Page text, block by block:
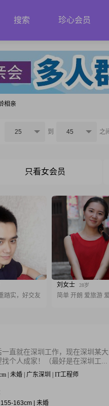
搜索 珍心会员
相亲
25 到 45 之间
只看女会员
踏实，好交友
刘女士 28岁
简单 开朗 爱旅游
直就在深圳工作，现在深圳某
个人成家！（最好是在深圳工...
| 未婚 | 广东深圳 | IT工程师
163cm | 未婚